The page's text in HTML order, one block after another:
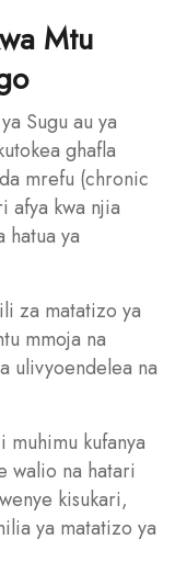
Mtu
Sugu au ya
ghafla
mrefu (chronic
afya kwa njia
hatua ya
za matatizo ya
mmoja na
ulivyoendelea na
kufanya
walio na hatari
kisukari,
ya matatizo ya